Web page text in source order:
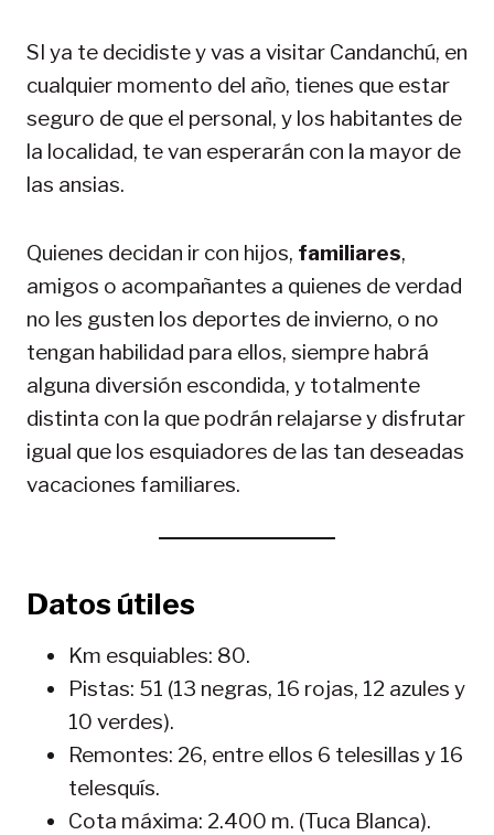
SI ya te decidiste y vas a visitar Candanchú, en
cualquier momento del año, tienes que estar
seguro de que el personal, y los habitantes de
la localidad, te van esperarán con la mayor de
las ansias.
Quienes decidan ir con hijos, familiares,
amigos o acompañantes a quienes de verdad
no les gusten los deportes de invierno, o no
tengan habilidad para ellos, siempre habrá
alguna diversión escondida, y totalmente
distinta con la que podrán relajarse y disfrutar
igual que los esquiadores de las tan deseadas
vacaciones familiares.
Datos útiles
Km esquiables: 80.
Pistas: 51 (13 negras, 16 rojas, 12 azules y
10 verdes).
Remontes: 26, entre ellos 6 telesillas y 16
telesquís.
Cota máxima: 2.400 m. (Tuca Blanca).